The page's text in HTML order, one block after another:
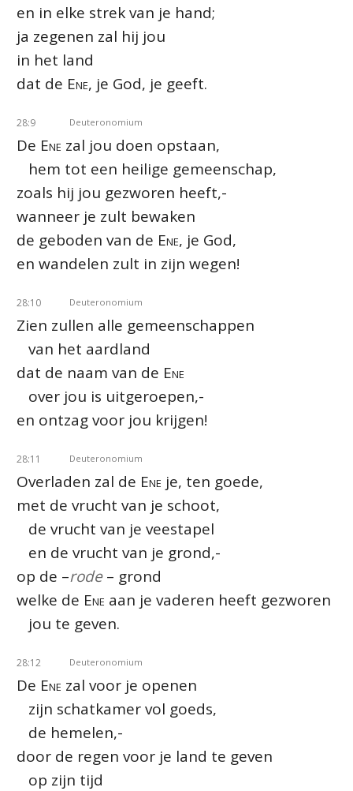
en in elke strek van je hand;
ja zegenen zal hij jou
in het land
dat de Ene, je God, je geeft.
28:9 Deuteronomium
De Ene zal jou doen opstaan,
hem tot een heilige gemeenschap,
zoals hij jou gezworen heeft,-
wanneer je zult bewaken
de geboden van de Ene, je God,
en wandelen zult in zijn wegen!
28:10 Deuteronomium
Zien zullen alle gemeenschappen
van het aardland
dat de naam van de Ene
over jou is uitgeroepen,-
en ontzag voor jou krijgen!
28:11 Deuteronomium
Overladen zal de Ene je, ten goede,
met de vrucht van je schoot,
de vrucht van je veestapel
en de vrucht van je grond,-
op de –rode – grond
welke de Ene aan je vaderen heeft gezworen
jou te geven.
28:12 Deuteronomium
De Ene zal voor je openen
zijn schatkamer vol goeds,
de hemelen,-
door de regen voor je land te geven
op zijn tijd